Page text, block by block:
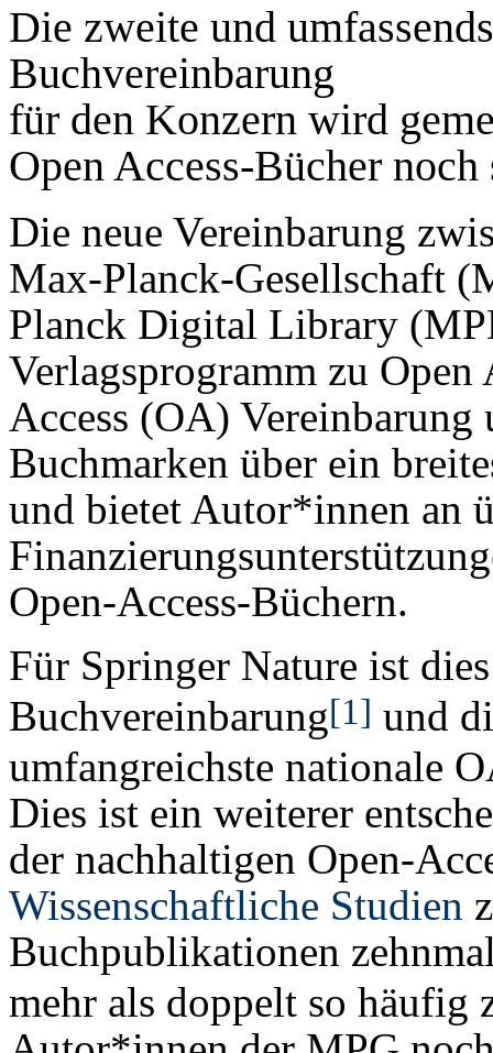
Die zweite und
Buchvereinbarung
für den Konzern wird
Open Access-Bücher
Die neue Vereinbarung
Max-Planck-Gesellschaft
Planck Digital Library
Verlagsprogramm zu
Access (OA)
Buchmarken über ein
und bietet Autor*innen an
Open-Access-Büchern.
Für Springer Nature ist
Buchvereinbarung[1] und
umfangreichste nationale
Dies ist ein weiterer
der nachhaltigen Open-
Wissenschaftliche Studien
Buchpublikationen
mehr als doppelt so häufig